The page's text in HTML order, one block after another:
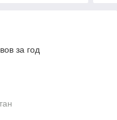
за год